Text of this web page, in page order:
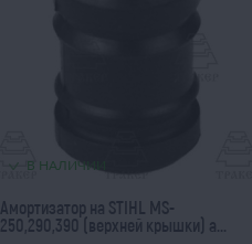
В НАЛИЧИИ
Амортизатор на STIHL MS-
250,290,390 (верхней крышки) а...